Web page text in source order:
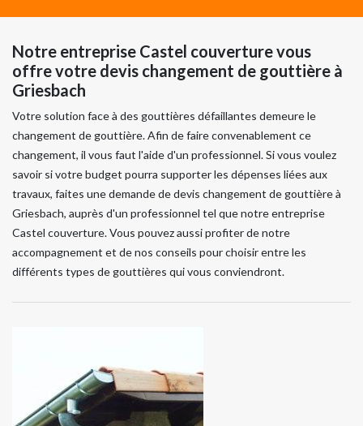
Notre entreprise Castel couverture vous
offre votre devis changement de gouttière à
Griesbach
Votre solution face à des gouttières défaillantes demeure le
changement de gouttière. Afin de faire convenablement ce
changement, il vous faut l'aide d'un professionnel. Si vous voulez
savoir si votre budget pourra supporter les dépenses liées aux
travaux, faites une demande de devis changement de gouttière à
Griesbach, auprès d'un professionnel tel que notre entreprise
Castel couverture. Vous pouvez aussi profiter de notre
accompagnement et de nos conseils pour choisir entre les
différents types de gouttières qui vous conviendront.